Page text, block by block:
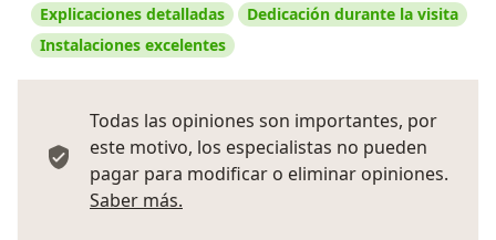
Explicaciones detalladas
Dedicación durante la visita
Instalaciones excelentes
Todas las opiniones son importantes, por
este motivo, los especialistas no pueden
pagar para modificar o eliminar opiniones.
Saber más.